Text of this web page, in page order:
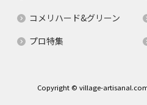
コメリハード&グリーン
プロ特集
Copyright © village-